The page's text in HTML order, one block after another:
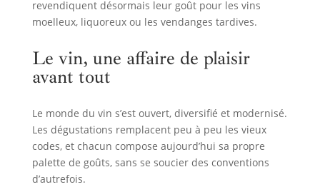
revendiquent désormais leur goût pour les vins
moelleux, liquoreux ou les vendanges tardives.
Le vin, une affaire de plaisir
avant tout
Le monde du vin s’est ouvert, diversifié et modernisé.
Les dégustations remplacent peu à peu les vieux
codes, et chacun compose aujourd’hui sa propre
palette de goûts, sans se soucier des conventions
d’autrefois.